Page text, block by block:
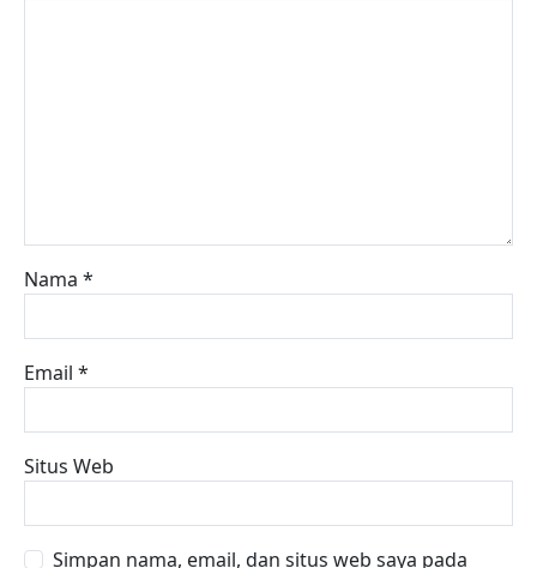
Nama *
Email *
Situs Web
Simpan nama, email, dan situs web saya pada